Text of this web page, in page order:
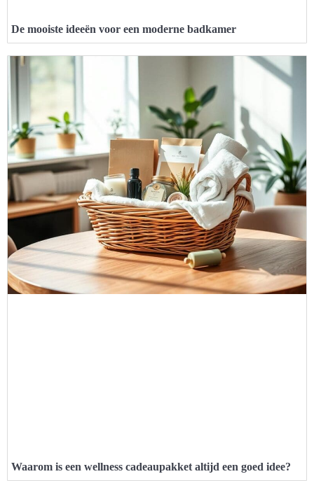
De mooiste ideeën voor een moderne badkamer
Waarom is een wellness cadeaupakket altijd een goed idee?